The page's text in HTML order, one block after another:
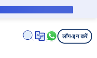
लॉग-इन करें